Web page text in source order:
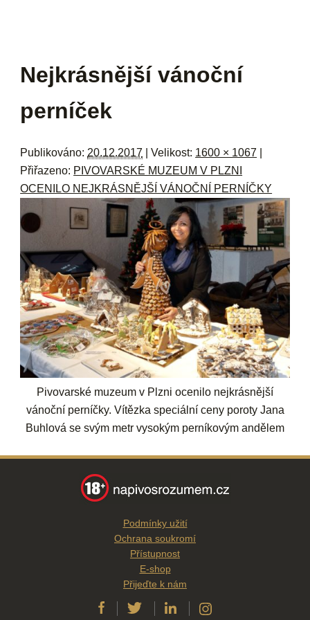
Navigace pro obrázky
Nejkrásnější vánoční
perníček
Publikováno: 20.12.2017 | Velikost: 1600 × 1067
Přiřazeno: PIVOVARSKÉ MUZEUM V PLZNI
OCENILO NEJKRÁSNĚJŠÍ VÁNOČNÍ PERNÍČKY
Pivovarské muzeum v Plzni ocenilo nejkrásnější
vánoční perníčky. Vítězka speciální ceny poroty Jana
Buhlová se svým metr vysokým perníkovým andělem
Podmínky užití
Ochrana soukromí
Přístupnost
E-shop
Přijeďte k nám